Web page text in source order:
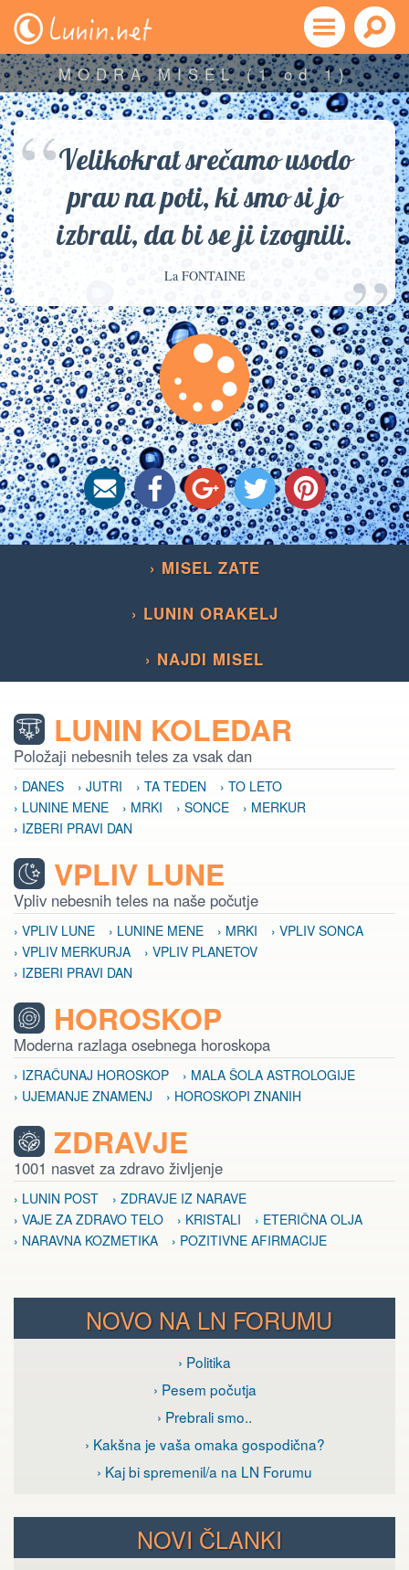
MODRA MISEL(1 od 1)
Velikokrat srečamo usodo
prav na poti, ki smo si jo
izbrali, da bi se ji izognili.
La FONTAINE ”
“
› MISEL ZATE
› LUNIN ORAKELJ
› NAJDI MISEL
LUNIN KOLEDAR
Položaji nebesnih teles za vsak dan
› DANES › JUTRI › TA TEDEN
› TO LETO
› LUNINE MENE
› MRKI › SONCE
› MERKUR
› IZBERI PRAVI DAN
VPLIV LUNE
Vpliv nebesnih teles na naše počutje
› VPLIV LUNE › LUNINE MENE › MRKI
› VPLIV SONCA
› VPLIV MERKURJA
› VPLIV PLANETOV
› IZBERI PRAVI DAN
HOROSKOP
Moderna razlaga osebnega horoskopa
› IZRAČUNAJ HOROSKOP
› MALA ŠOLA ASTROLOGIJE
› UJEMANJE ZNAMENJ
› HOROSKOPI ZNANIH
ZDRAVJE
1001 nasvet za zdravo življenje
› LUNIN POST
› ZDRAVJE IZ NARAVE
› VAJE ZA ZDRAVO TELO
› KRISTALI
› ETERIČNA OLJA
› NARAVNA KOZMETIKA
› POZITIVNE AFIRMACIJE
NOVO NA LN FORUMU
› Politika
› Pesem počutja
› Prebrali smo..
› Kakšna je vaša omaka gospodična?
› Kaj bi spremenil/a na LN Forumu
NOVI ČLANKI